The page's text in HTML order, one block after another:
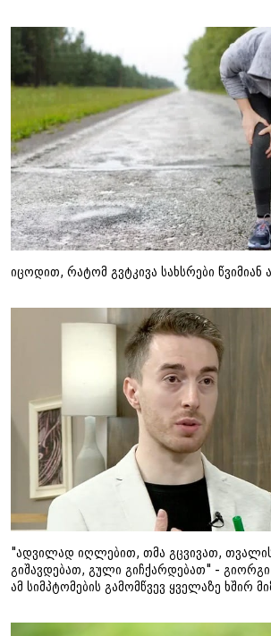
იცოდით, რატომ გვტკივა სახსრები წვიმიან
"ადვილად იღლებით, თმა გცვივათ, თვალის
გიშავდებათ, გული გიჩქარდებათ" -
ამ სიმპტომების გამომწვევ ყველაზე ხშირ